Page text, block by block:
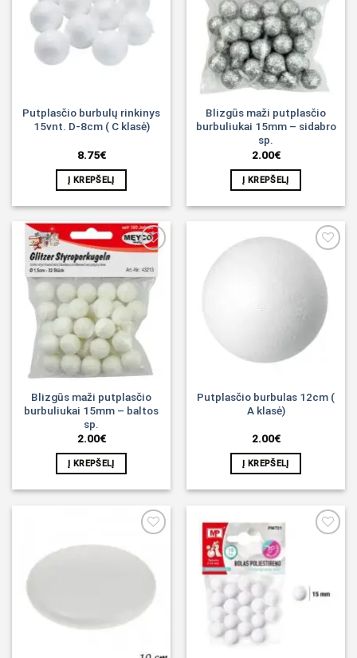
Noriu!
Putplasčio burbulų rinkinys
15vnt. D-8cm ( C klasė)
8.75€
Į KREPŠELĮ
Noriu!
Blizgūs maži putplasčio
burbuliukai 15mm – sidabro
sp.
2.00€
Į KREPŠELĮ
Noriu!
Blizgūs maži putplasčio
burbuliukai 15mm – baltos
sp.
2.00€
Į KREPŠELĮ
Noriu!
Putplasčio burbulas 12cm (
A klasė)
2.00€
Į KREPŠELĮ
Noriu!